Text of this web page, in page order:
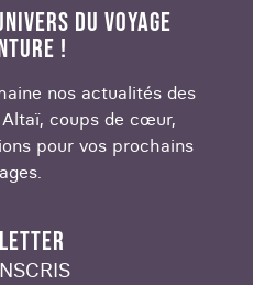
DU VOYAGE
!
nos actualités des
coups de cœur,
pour vos prochains